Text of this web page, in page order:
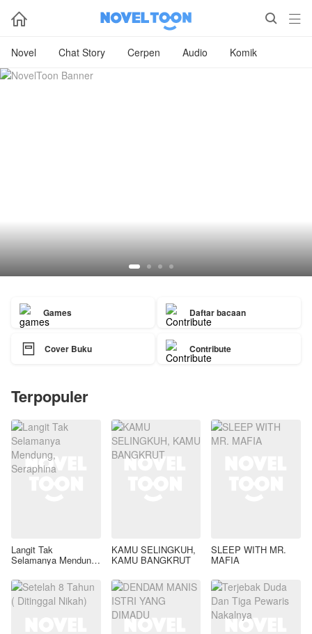
  
Novel Chat Story Cerpen Audio Komik
Games Daftar bacaan
 Cover Buku Contribute
Terpopuler
Langit Tak
Selamanya Mendung,
KAMU SELINGKUH,
KAMU BANGKRUT
SLEEP WITH MR.
MAFIA